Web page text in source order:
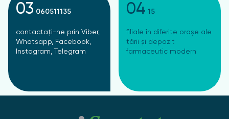
03 060511135
contactați-ne prin Viber,
Whatsapp, Facebook,
Instagram, Telegram
04 15
filiale în diferite orașe ale
țării și depozit
farmaceutic modern